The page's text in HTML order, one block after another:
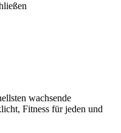
wachsende
Fitness für jeden und